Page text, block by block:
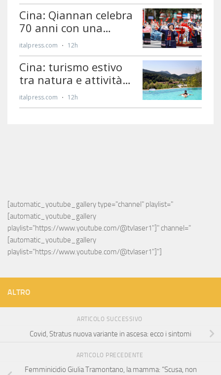
[automatic_youtube_gallery type="channel" playlist="
[automatic_youtube_gallery
playlist="https://www.youtube.com/@tvlaser1"]" channel="
[automatic_youtube_gallery
playlist="https://www.youtube.com/@tvlaser1"]"]
ALTRO
ARTICOLO SUCCESSIVO
Covid, Stratus nuova variante in ascesa: ecco i sintomi
ARTICOLO PRECEDENTE
Femminicidio Giulia Tramontano, la mamma: “Scusa, non